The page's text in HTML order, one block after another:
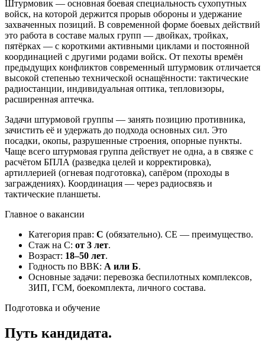
Штурмовик — основная боевая специальность сухопутных
войск, на которой держится прорыв обороны и удержание
захваченных позиций. В современной форме боевых действий
это работа в составе малых групп — двойках, тройках,
пятёрках — с короткими активными циклами и постоянной
координацией с другими родами войск. От пехоты времён
предыдущих конфликтов современный штурмовик отличается
высокой степенью технической оснащённости: тактические
радиостанции, индивидуальная оптика, тепловизоры,
расширенная аптечка.
Задачи штурмовой группы — занять позицию противника,
зачистить её и удержать до подхода основных сил. Это
посадки, окопы, разрушенные строения, опорные пункты.
Чаще всего штурмовая группа действует не одна, а в связке с
расчётом БПЛА (разведка целей и корректировка),
артиллерией (огневая подготовка), сапёром (проходы в
заграждениях). Координация — через радиосвязь и
тактические планшеты.
Главное о вакансии
Категория прав: C (обязательно). CE — преимущество.
Стаж на C: от 3 лет.
Возраст: 18–50 лет.
Годность по ВВК: А или Б.
Основные задачи: перевозка беспилотных комплексов,
ЗИП, ГСМ, боекомплекта, личного состава.
Подготовка и обучение
Путь кандидата.